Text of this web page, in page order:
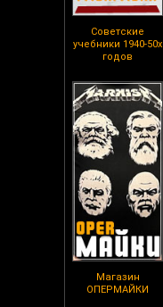
Советские
учебники 1940-50х
годов
Магазин
ОПЕРМАЙКИ